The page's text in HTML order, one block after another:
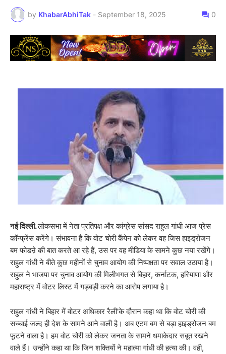
by KhabarAbhiTak - September 18, 2025 0
नई दिल्ली.लोकसभा में नेता प्रतिपक्ष और कांग्रेस सांसद राहुल गांधी आज प्रेस
कॉन्फ्रेंस करेंगे। संभावना है कि वोट चोरी कैंपेन को लेकर वह जिस हाइड्रोजन
बम फोडऩे की बात करते आ रहे हैं, उस पर वह मीडिया के सामने कुछ नया रखेंगे।
राहुल गांधी ने बीते कुछ महीनों से चुनाव आयोग की निष्पक्षता पर सवाल उठाया है।
राहुल ने भाजपा पर चुनाव आयोग की मिलीभगत से बिहार, कर्नाटक, हरियाणा और
महाराष्ट्र में वोटर लिस्ट में गड़बड़ी करने का आरोप लगाया है।
राहुल गांधी ने बिहार में वोटर अधिकार रैली'के दौरान कहा था कि वोट चोरी की
सच्चाई जल्द ही देश के सामने आने वाली है। अब एटम बम से बड़ा हाइड्रोजन बम
फूटने वाला है। हम वोट चोरी को लेकर जनता के सामने धमाकेदार सबूत रखने
वाले हैं। उन्होंने कहा था कि जिन शक्तियों ने महात्मा गांधी की हत्या की। वही,